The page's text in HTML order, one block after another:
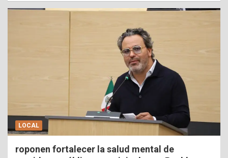
LOCAL
roponen fortalecer la salud mental de